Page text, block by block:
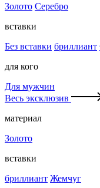
Золото Серебро
вставки
Без вставки бриллиант
для кого
Для мужчин
Весь эксклюзив
материал
Золото
вставки
бриллиант Жемчуг